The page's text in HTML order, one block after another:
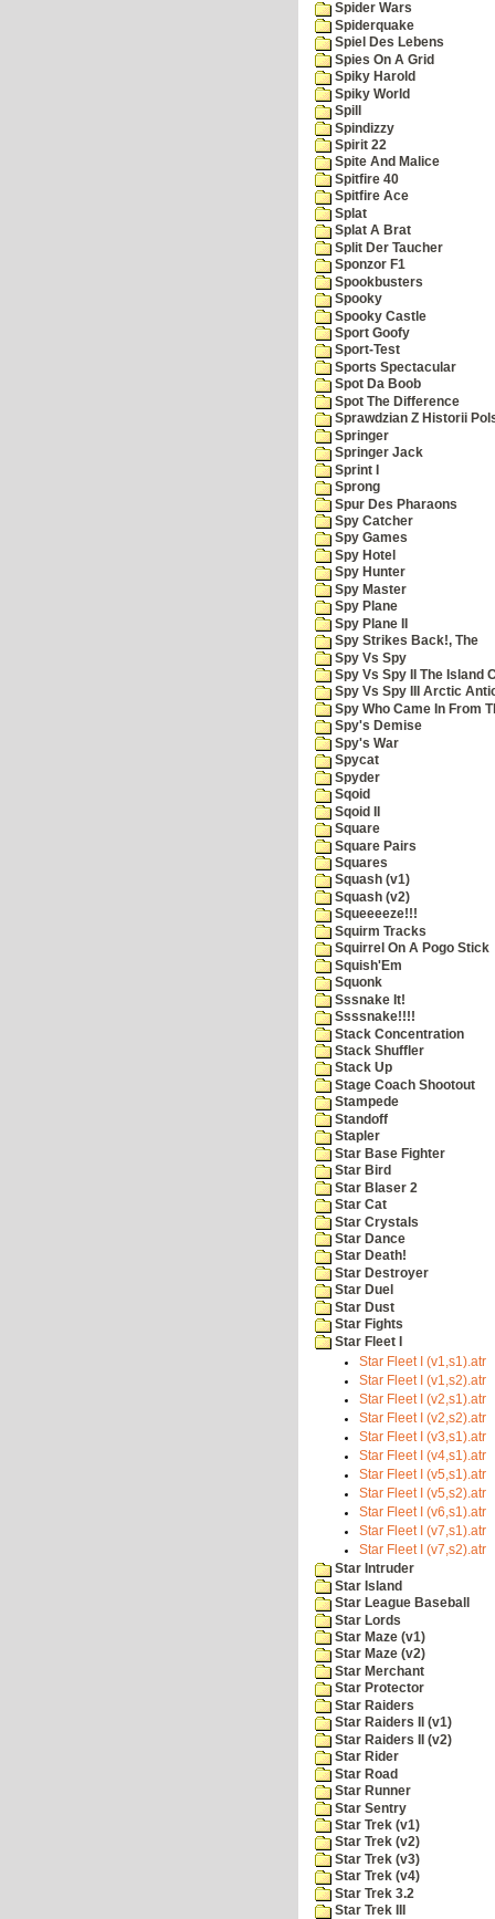
Spider Wars
Spiderquake
Spiel Des Lebens
Spies On A Grid
Spiky Harold
Spiky World
Spill
Spindizzy
Spirit 22
Spite And Malice
Spitfire 40
Spitfire Ace
Splat
Splat A Brat
Split Der Taucher
Sponzor F1
Spookbusters
Spooky
Spooky Castle
Sport Goofy
Sport-Test
Sports Spectacular
Spot Da Boob
Spot The Difference
Sprawdzian Z Historii
Springer
Springer Jack
Sprint I
Sprong
Spur Des Pharaons
Spy Catcher
Spy Games
Spy Hotel
Spy Hunter
Spy Master
Spy Plane
Spy Plane II
Spy Strikes Back!, The
Spy Vs Spy
Spy Vs Spy II The Island
Spy Vs Spy III Arctic
Spy Who Came In From
Spy's Demise
Spy's War
Spycat
Spyder
Sqoid
Sqoid II
Square
Square Pairs
Squares
Squash (v1)
Squash (v2)
Squeeeeze!!!
Squirm Tracks
Squirrel On A Pogo Stick
Squish'Em
Squonk
Sssnake It!
Ssssnake!!!!
Stack Concentration
Stack Shuffler
Stack Up
Stage Coach Shootout
Stampede
Standoff
Stapler
Star Base Fighter
Star Bird
Star Blaser 2
Star Cat
Star Crystals
Star Dance
Star Death!
Star Destroyer
Star Duel
Star Dust
Star Fights
Star Fleet I
Star Fleet I (v1,s1).atr
Star Fleet I (v1,s2).atr
Star Fleet I (v2,s1).atr
Star Fleet I (v2,s2).atr
Star Fleet I (v3,s1).atr
Star Fleet I (v4,s1).atr
Star Fleet I (v5,s1).atr
Star Fleet I (v5,s2).atr
Star Fleet I (v6,s1).atr
Star Fleet I (v7,s1).atr
Star Fleet I (v7,s2).atr
Star Intruder
Star Island
Star League Baseball
Star Lords
Star Maze (v1)
Star Maze (v2)
Star Merchant
Star Protector
Star Raiders
Star Raiders II (v1)
Star Raiders II (v2)
Star Rider
Star Road
Star Runner
Star Sentry
Star Trek (v1)
Star Trek (v2)
Star Trek (v3)
Star Trek (v4)
Star Trek 3.2
Star Trek III